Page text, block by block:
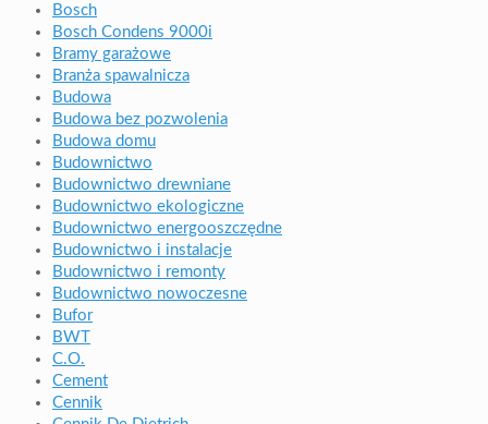
Bosch
Bosch Condens 9000i
Bramy garażowe
Branża spawalnicza
Budowa
Budowa bez pozwolenia
Budowa domu
Budownictwo
Budownictwo drewniane
Budownictwo ekologiczne
Budownictwo energooszczędne
Budownictwo i instalacje
Budownictwo i remonty
Budownictwo nowoczesne
Bufor
BWT
C.O.
Cement
Cennik